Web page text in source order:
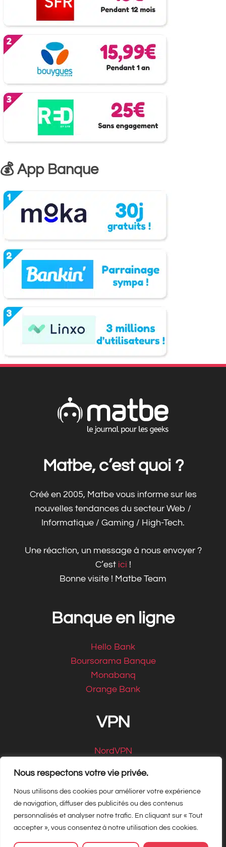
Nous respectons votre vie privée.
Nous utilisons des cookies pour améliorer votre expérience
de navigation, diffuser des publicités ou des contenus
personnalisés et analyser notre trafic. En cliquant sur « Tout
accepter », vous consentez à notre utilisation des cookies.
💰 App Banque
Matbe, c’est quoi ?
Créé en 2005, Matbe vous informe sur les
nouvelles tendances du secteur Web /
Informatique / Gaming / High-Tech.
Une réaction, un message à nous envoyer ?
C’est ici !
Bonne visite ! Matbe Team
Banque en ligne
Hello Bank
Boursorama Banque
Monabanq
Orange Bank
VPN
NordVPN
Copyright Matbe.com 2026, tous droits
réservés